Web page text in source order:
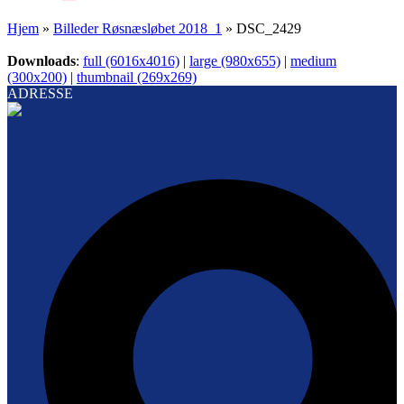
Hjem » Billeder Røsnæsløbet 2018_1 » DSC_2429
Downloads: full (6016x4016) | large (980x655) | medium
(300x200) | thumbnail (269x269)
ADRESSE